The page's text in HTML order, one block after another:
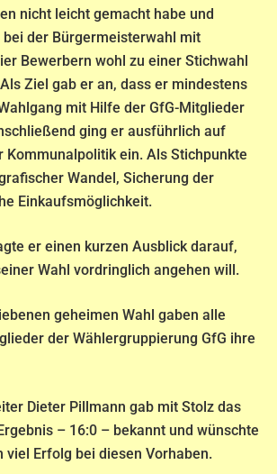
nicht leicht gemacht habe und
der Bürgermeisterwahl mit
Bewerbern wohl zu einer Stichwahl
Ziel gab er an, dass er mindestens
mit Hilfe der GfG-Mitglieder
ging er ausführlich auf
Kommunalpolitik ein. Als Stichpunkte
Wandel, Sicherung der
Einkaufsmöglichkeit.
er einen kurzen Ausblick darauf,
Wahl vordringlich angehen will.
geheimen Wahl gaben alle
der Wählergruppierung GfG ihre
Dieter Pillmann gab mit Stolz das
– 16:0 – bekannt und wünschte
viel Erfolg bei diesen Vorhaben.